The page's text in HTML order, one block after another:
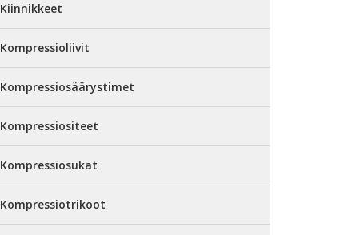
Kiinnikkeet
Kompressioliivit
Kompressiosäärystimet
Kompressiositeet
Kompressiosukat
Kompressiotrikoot